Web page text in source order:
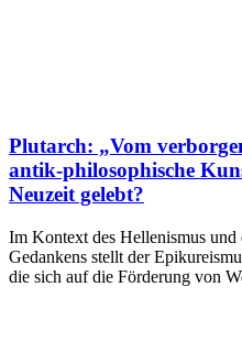
Plutarch: „Vom
antik-philosophische
Neuzeit gelebt?
Im Kontext des Hellenismus
Gedankens stellt der
die sich auf die Förderung von